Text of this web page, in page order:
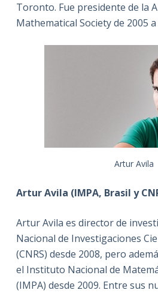
Toronto. Fue presidente de la
Mathematical Society de 2005 a
Artur Avila
Artur Avila (IMPA, Brasil y
Artur Avila es director de
Nacional de Investigaciones
(CNRS) desde 2008, pero
el Instituto Nacional de
(IMPA) desde 2009. Entre sus